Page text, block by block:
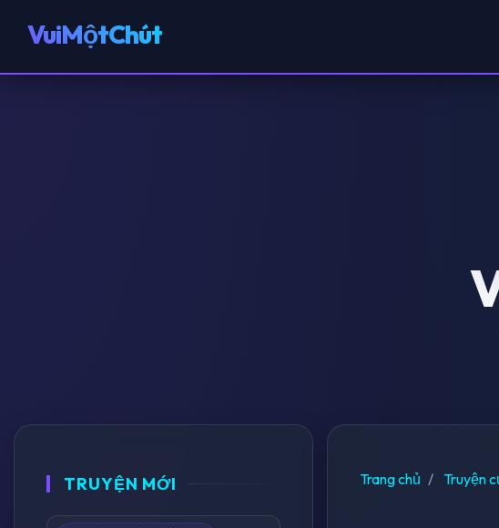
VuiMộtChút
TRUYỆN MỚI Trang chủ Truyện